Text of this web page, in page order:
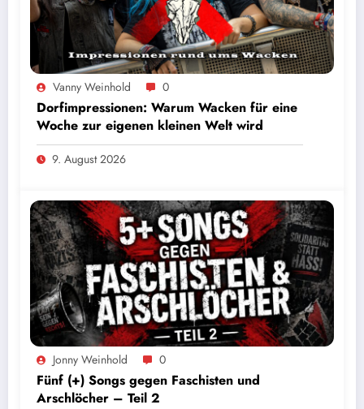
Vanny Weinhold 0
Dorfimpressionen: Warum Wacken für eine
Woche zur eigenen kleinen Welt wird
9. August 2026
Jonny Weinhold 0
Fünf (+) Songs gegen Faschisten und
Arschlöcher – Teil 2